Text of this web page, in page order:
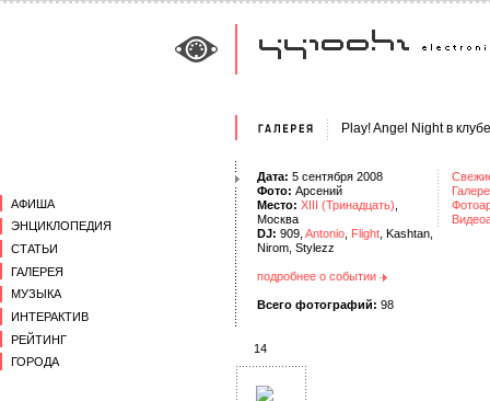
АФИША
ЭНЦИКЛОПЕДИЯ
СТАТЬИ
ГАЛЕРЕЯ
МУЗЫКА
ИНТЕРАКТИВ
РЕЙТИНГ
ГОРОДА
Play! Angel Night в
Дата: 5 сентября 2008
Фото: Арсений
Место: XIII (Тринадцать)
Москва
DJ: 909, Antonio Flight , Kashtan,
Nirom, Stylezz
подробнее о событии
Всего фотографий: 98
14